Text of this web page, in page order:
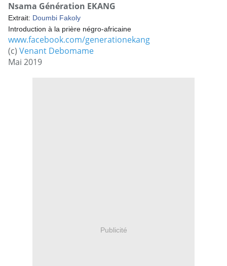
Nsama Génération EKANG
Extrait: Doumbi Fakoly
Introduction à la prière négro-africaine
www.facebook.com/generationekang
(c) Venant Debomame
Mai 2019
Publicité